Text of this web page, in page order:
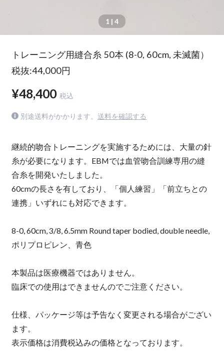
1 | 4
トレーニング用縫合糸 50本 (8-0, 60cm, 未滅菌）
税抜:44,000円
¥48,400 税込
別途送料がかかります。 送料を確認する
継続的吻合トレーニングを実施するためには、大量の針
糸が必要になります。EBMでは血管吻合訓練専用の縫
合糸を開発いたしました。
60cmの長さを有しており、「個人練習」「前立ちとの
連携」いずれにも対応できます。
8-0, 60cm, 3/8, 6.5mm Round taper bodied, double needle,
ポリプロピレン、青色
本製品は医療機器ではありません。
臨床での使用はできませんのでご注意ください。
仕様、パッケージ等は予告なく変更される場合がござい
ます。
表示価格は消費税込みの価格となっております。